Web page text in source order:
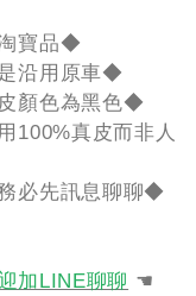
寶品◆
沿用原車◆
顏色為黑色◆
100%真皮而非人
必先訊息聊聊◆
加LINE聊聊 ☚